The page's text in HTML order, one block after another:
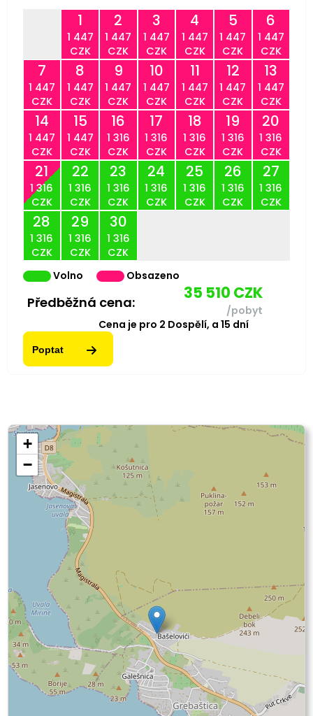
1
1 447
CZK
2
1 447
CZK
3
1 447
CZK
4
1 447
CZK
5
1 447
CZK
6
1 447
CZK
7
1 447
CZK
8
1 447
CZK
9
1 447
CZK
10
1 447
CZK
11
1 447
CZK
12
1 447
CZK
13
1 447
CZK
14
1 447
CZK
15
1 447
CZK
16
1 316
CZK
17
1 316
CZK
18
1 316
CZK
19
1 316
CZK
20
1 316
CZK
21
1 316
CZK
22
1 316
CZK
23
1 316
CZK
24
1 316
CZK
25
1 316
CZK
26
1 316
CZK
27
1 316
CZK
28
1 316
CZK
29
1 316
CZK
30
1 316
CZK
Volno
Obsazeno
Předběžná cena: 35 510 CZK
/pobyt
Cena je pro 2 Dospělí, a 15 dní
Poptat
+
−